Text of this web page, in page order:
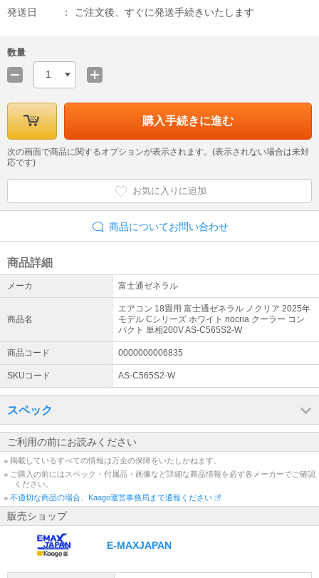
発送日 ご注文後、すぐに発送手続きいたします
数量
1
購入手続きに進む
次の画面で商品に関するオプションが表示されます。(表示されない場合は未対
応です)
お気に入りに追加
商品についてお問い合わせ
商品詳細
メーカ 富士通ゼネラル
商品名
エアコン 18畳用 富士通ゼネラル ノクリア 2025年
モデル Cシリーズ ホワイト nocria クーラー コン
パクト 単相200V AS-C565S2-W
商品コード 0000000006835
SKUコード AS-C565S2-W
スペック
ご利用の前にお読みください
※ 掲載しているすべての情報は万全の保障をいたしかねます。
※ ご購入の前にはスペック・付属品・画像など詳細な商品情報を必ず各メーカーでご確認
ください。
※ 不適切な商品の場合、Kaago運営事務局まで通報ください
販売ショップ
E-MAXJAPAN